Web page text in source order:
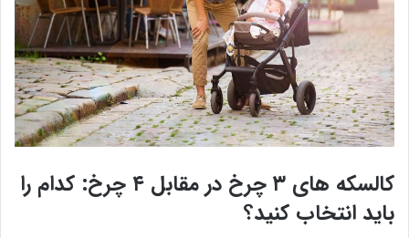
کالسکه های ۳ چرخ در مقابل ۴ چرخ: کدام را
باید انتخاب کنید؟